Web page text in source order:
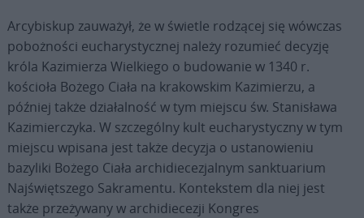
Arcybiskup zauważył, że w świetle rodzącej się wówczas
pobożności eucharystycznej należy rozumieć decyzję
króla Kazimierza Wielkiego o budowanie w 1340 r.
kościoła Bożego Ciała na krakowskim Kazimierzu, a
później także działalność w tym miejscu św. Stanisława
Kazimierczyka. W szczególny kult eucharystyczny w tym
miejscu wpisana jest także decyzja o ustanowieniu
bazyliki Bożego Ciała archidiecezjalnym sanktuarium
Najświętszego Sakramentu. Kontekstem dla niej jest
także przeżywany w archidiecezji Kongres